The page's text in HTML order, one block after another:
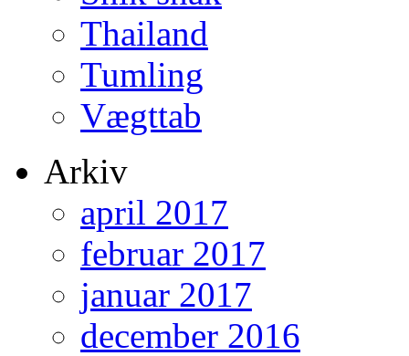
Thailand
Tumling
Vægttab
Arkiv
april 2017
februar 2017
januar 2017
december 2016